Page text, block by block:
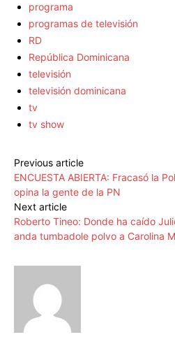
programa
programas de televisión
RD
República Dominicana
televisión
televisión dominicana
tv
tv show
Previous article
ENCUESTA ABIERTA: Fracasó la
opina la gente de la PN
Next article
Roberto Tineo: Donde ha caído
anda tumbadole polvo a Carolina